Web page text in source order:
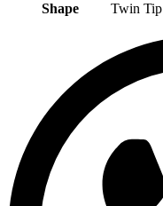
Shape Twin Tip